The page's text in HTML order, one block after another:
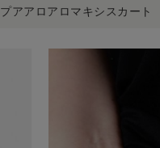
プアアロアロマキシスカート